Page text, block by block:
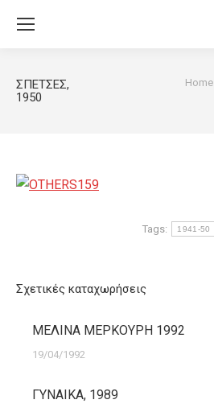
ΣΠΕΤΣΕΣ,
1950
Home
Tags: 1941-50
Σχετικές καταχωρήσεις
ΜΕΛΙΝΑ ΜΕΡΚΟΥΡΗ 1992
19/04/1992
ΓΥΝΑΙΚΑ, 1989